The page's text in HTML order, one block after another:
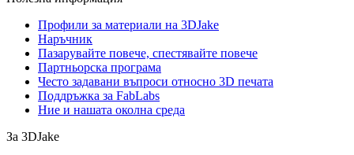
Профили за материали на 3DJake
Наръчник
Пазарувайте повече, спестявайте повече
Партньорска програма
Често задавани въпроси относно 3D печата
Поддръжка за FabLabs
Ние и нашата околна среда
За 3DJake